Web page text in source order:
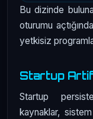
Bu dizinde
oturumu
yetkisiz
Startup
Startup
kaynaklar, sistem